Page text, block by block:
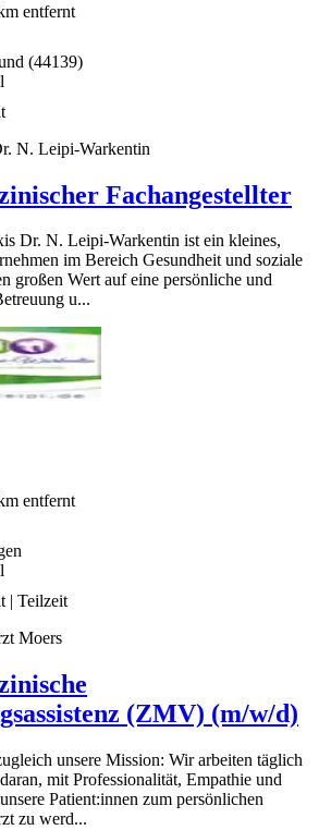
entfernt
(44139)
N. Leipi-Warkentin
Fachangestellter
Dr. N. Leipi-Warkentin ist ein kleines,
im Bereich Gesundheit und soziale
großen Wert auf eine persönliche und
u...
entfernt
| Teilzeit
Moers
(ZMV) (m/w/d)
unsere Mission: Wir arbeiten täglich
mit Professionalität, Empathie und
Patient:innen zum persönlichen
zu werd...